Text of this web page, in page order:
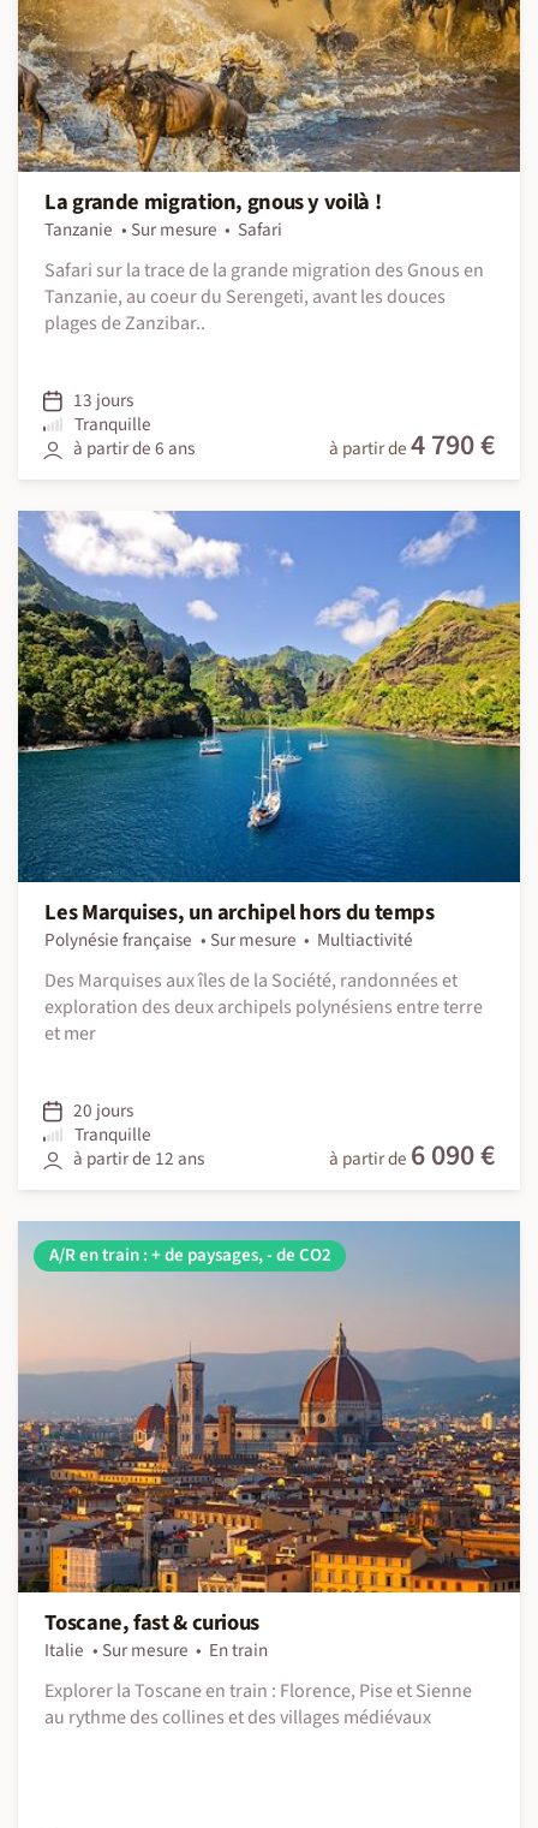
La grande migration, gnous y voilà !
Tanzanie Sur mesure
Safari
Safari sur la trace de la grande migration des Gnous en
Tanzanie, au coeur du Serengeti, avant les douces
plages de Zanzibar..
13 jours
Tranquille
à partir de 6 ans
à partir de4 790 €
Les Marquises, un archipel hors du temps
Polynésie française Sur mesure
Multiactivité
Des Marquises aux îles de la Société, randonnées et
exploration des deux archipels polynésiens entre terre
et mer
20 jours
Tranquille
à partir de 12 ans
à partir de 6 090 €
A/R en train : + de paysages, - de CO2
Toscane, fast & curious
Italie Sur mesure
En train
Explorer la Toscane en train : Florence, Pise et Sienne
au rythme des collines et des villages médiévaux